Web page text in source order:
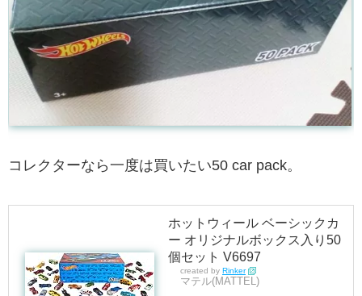
コレクターなら一度は買いたい50 car pack。
ホットウィール ベーシックカ
ー オリジナルボックス入り50
個セット V6697
created by Rinker
マテル(MATTEL)